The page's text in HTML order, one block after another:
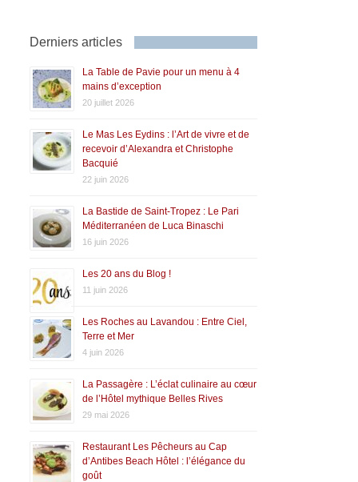
Derniers articles
La Table de Pavie pour un menu à 4
mains d’exception
20 juillet 2026
Le Mas Les Eydins : l’Art de vivre et de
recevoir d’Alexandra et Christophe
Bacquié
22 juin 2026
La Bastide de Saint-Tropez : Le Pari
Méditerranéen de Luca Binaschi
16 juin 2026
Les 20 ans du Blog !
11 juin 2026
Les Roches au Lavandou : Entre Ciel,
Terre et Mer
4 juin 2026
La Passagère : L’éclat culinaire au cœur
de l’Hôtel mythique Belles Rives
29 mai 2026
Restaurant Les Pêcheurs au Cap
d’Antibes Beach Hôtel : l’élégance du
goût